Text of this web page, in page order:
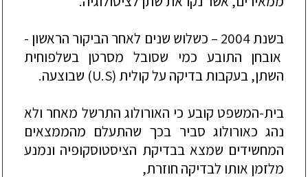
בשנת 2004 –
כשלוש שנים לאחר הביקור הראשון -
אובחן התובע כמי שסובל מסרטן בשלפוחית
השתן, בעקבות בדיקה על קולית (U.S) שבוצעה.
בית-המשפט קובע כי האורולוג התרשל מאחר ולא
נהג כאורולוג סביר בכך שהתעלם מהממצאים
המחשידים שמצא בבדיקת הציסטוסקופיה ונמנע
מלזמן אותו לבדיקה חוזרת,